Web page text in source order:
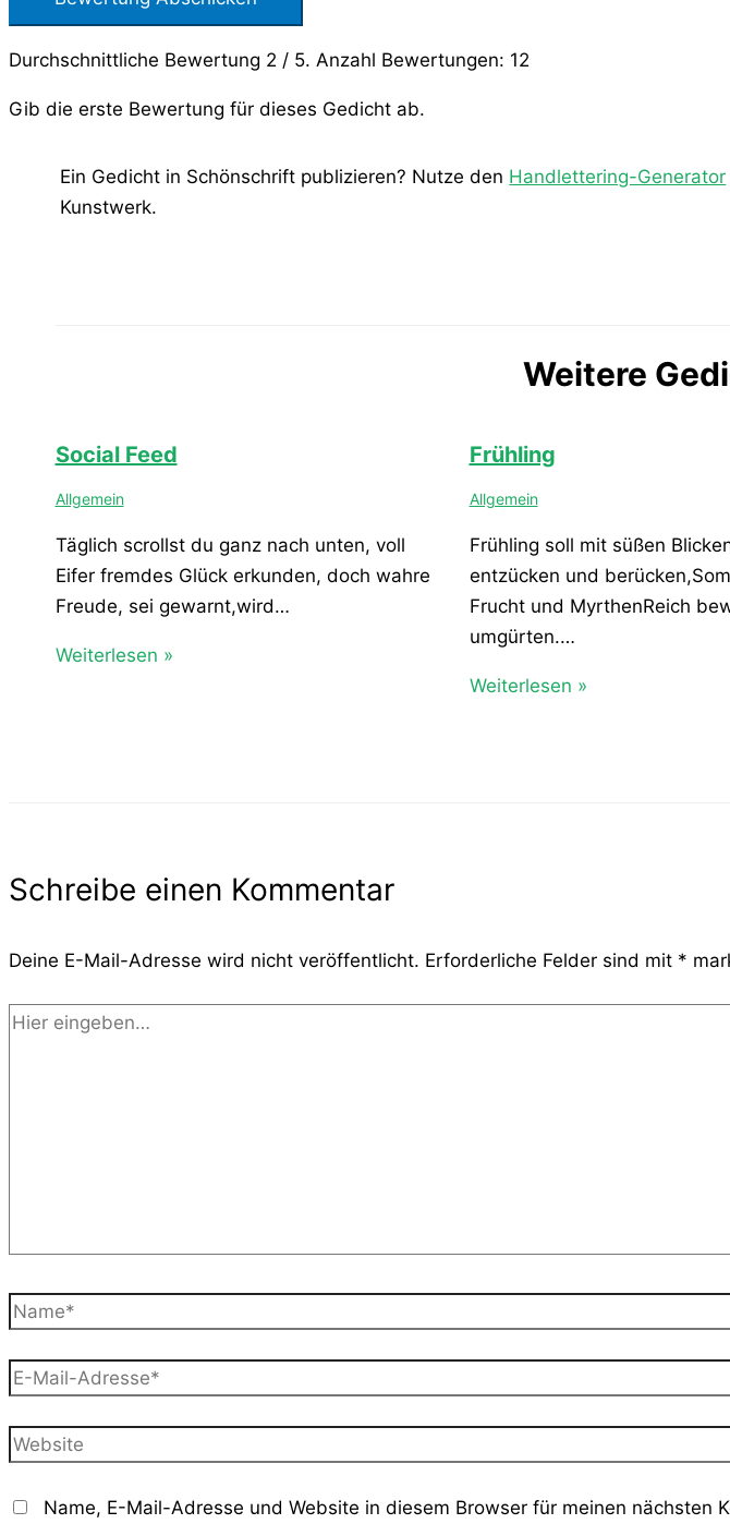
Durchschnittliche Bewertung 2 / 5. Anzahl Bewertungen: 12
Gib die erste Bewertung für dieses Gedicht ab.
Ein Gedicht in Schönschrift publizieren? Nutze den Handlettering-Generator
Kunstwerk.
Weitere
Social Feed
Allgemein
Täglich scrollst du ganz nach unten, voll
Eifer fremdes Glück erkunden, doch wahre
Freude, sei gewarnt,wird…
Weiterlesen »
Frühling
Allgemein
Frühling soll mit süßen
entzücken und
Frucht und MyrthenReich
umgürten.…
Weiterlesen »
Schreibe einen Kommentar
Deine E-Mail-Adresse wird nicht veröffentlicht. Erforderliche Felder sind mit *
Hier
Name*
E-
Adresse*
Website
Name, E-Mail-Adresse und Website in diesem Browser für meinen nächsten